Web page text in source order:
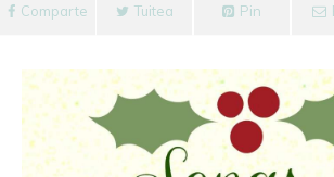
Comparte Tuitea Pin